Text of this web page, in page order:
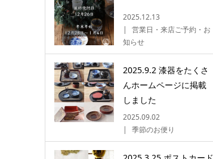
2025.12.13
営業日・来店ご予約・お
知らせ
2025.9.2 漆器をたくさ
んホームページに掲載
しました
2025.09.02
季節のお便り